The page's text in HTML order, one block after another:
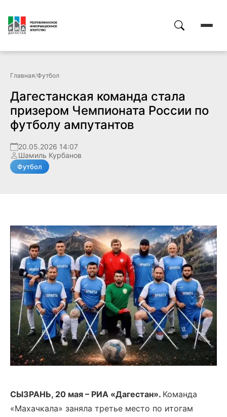
Главная/Футбол
Дагестанская команда стала
призером Чемпионата России по
футболу ампутантов
20.05.2026 14:07
Шамиль Курбанов
Футбол
СЫЗРАНЬ, 20 мая – РИА «Дагестан». Команда
«Махачкала» заняла третье место по итогам